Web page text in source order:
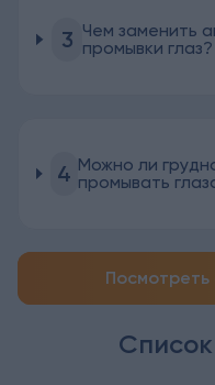
3 Чем заменить
промывки глаз?
4 Можно ли
промывать